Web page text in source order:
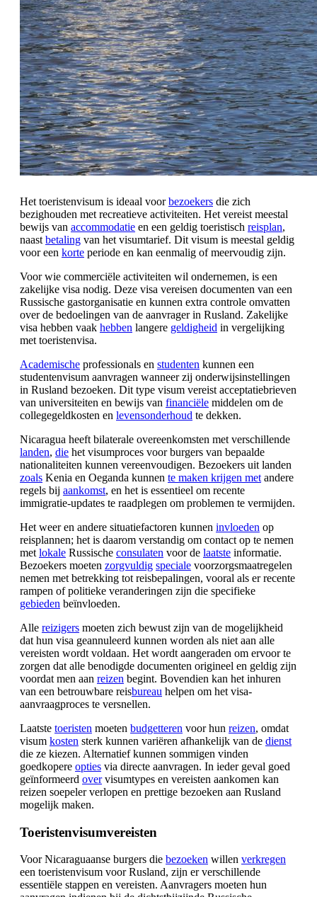
Het toeristenvisum is ideaal voorbezoekers die zich
bezighouden met recreatieve activiteiten. Het vereist meestal
bewijs van accommodatie en een geldig toeristisch reisplan,
naast betaling van het visumtarief. Dit visum is meestal geldig
voor een korte periode en kan eenmalig of meervoudig zijn.
Voor wie commerciële activiteiten wil ondernemen, is een
zakelijke visa nodig. Deze visa vereisen documenten van een
Russische gastorganisatie en kunnen extra controle omvatten
over de bedoelingen van de aanvrager in Rusland. Zakelijke
visa hebben vaak hebben langere geldigheid in vergelijking
met toeristenvisa.
Academische professionals en studenten kunnen een
studentenvisum aanvragen wanneer zij onderwijsinstellingen
in Rusland bezoeken. Dit type visum vereist acceptatiebrieven
van universiteiten en bewijs van financiële middelen om de
collegegeldkosten en levensonderhoud te dekken.
Nicaragua heeft bilaterale overeenkomsten met verschillende
landen, die het visumproces voor burgers van bepaalde
nationaliteiten kunnen vereenvoudigen. Bezoekers uit landen
zoals Kenia en Oeganda kunnen te maken krijgen met andere
regels bij aankomst, en het is essentieel om recente
immigratie-updates te raadplegen om problemen te vermijden.
Het weer en andere situatiefactoren kunnen invloeden op
reisplannen; het is daarom verstandig om contact op te nemen
met lokale Russische consulaten voor de laatste informatie.
Bezoekers moeten zorgvuldig speciale voorzorgsmaatregelen
nemen met betrekking tot reisbepalingen, vooral als er recente
rampen of politieke veranderingen zijn die specifieke
gebieden beïnvloeden.
Alle reizigers moeten zich bewust zijn van de mogelijkheid
dat hun visa geannuleerd kunnen worden als niet aan alle
vereisten wordt voldaan. Het wordt aangeraden om ervoor te
zorgen dat alle benodigde documenten origineel en geldig zijn
voordat men aan reizen begint. Bovendien kan het inhuren
van een betrouwbare reisbureau helpen om het visa-
aanvraagproces te versnellen.
Laatste toeristen moeten budgetteren voor hun reizen, omdat
visum kosten sterk kunnen variëren afhankelijk van de dienst
die ze kiezen. Alternatief kunnen sommigen vinden
goedkopere opties via directe aanvragen. In ieder geval goed
geïnformeerd overvisumtypes en vereisten aankomen kan
reizen soepeler verlopen en prettige bezoeken aan Rusland
mogelijk maken.
Toeristenvisumvereisten
Voor Nicaraguaanse burgers die bezoeken willen verkregen
een toeristenvisum voor Rusland, zijn er verschillende
essentiële stappen en vereisten. Aanvragers moeten hun